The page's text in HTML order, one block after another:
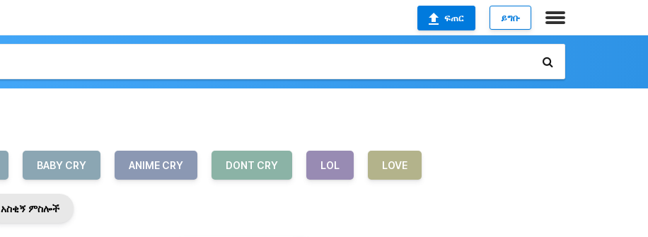
ፍጠር ይግቡ
BABY CRY ANIME CRY DONT CRY LOL LOVE
አስቂኝ ምስሎች